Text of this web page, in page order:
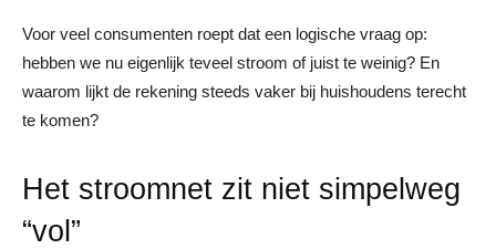
Voor veel consumenten roept dat een logische vraag op:
hebben we nu eigenlijk teveel stroom of juist te weinig? En
waarom lijkt de rekening steeds vaker bij huishoudens terecht
te komen?
Het stroomnet zit niet simpelweg
“vol”